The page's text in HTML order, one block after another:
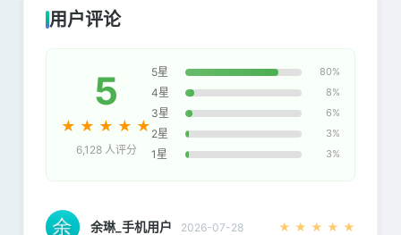
用户评论
5
★ ★ ★ ★ ★
6,128 人评分
5星 80%
4星 8%
3星 6%
2星 3%
1星 3%
余琳_手机用户 2026-07-28 ★ ★ ★ ★ ★